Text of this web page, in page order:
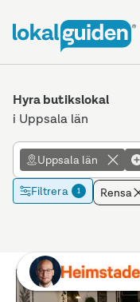
Hyra butikslokal
i Uppsala län
Uppsala län
Filtrera 1 Rensa